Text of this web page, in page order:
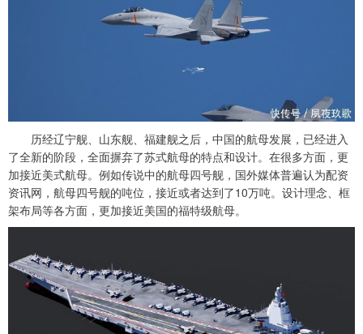
历经辽宁舰、山东舰、福建舰之后，中国的航母发展，已经进入
了全新的阶段，全面摒弃了苏式航母的特点和设计。在很多方面，更
加接近美式航母。例如传说中的航母四号舰，国外媒体普遍认为配资
资讯网，航母四号舰的吨位，接近或者达到了10万吨。设计理念、框
架布局等各方面，更加接近美国的福特级航母。